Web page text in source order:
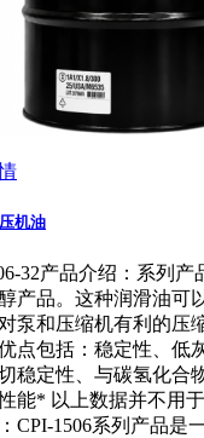
机油
32产品介绍：系列产
产品。这种润滑油可
泵和压缩机有利的压
点包括：稳定性、低
稳定性、与碳氢化合
能* 以上数据并不用
CPI-1506系列产品是